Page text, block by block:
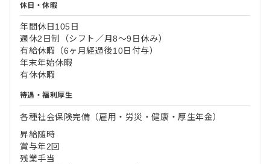
休日・休暇
年間休日105日
週休2日制（シフト／月8～9日休み）
有給休暇（6ヶ月経過後10日付与）
年末年始休暇
有休休暇
待遇・福利厚生
各種社会保険完備（雇用・労災・健康・厚生年金）
昇給随時
賞与年2回
残業手当